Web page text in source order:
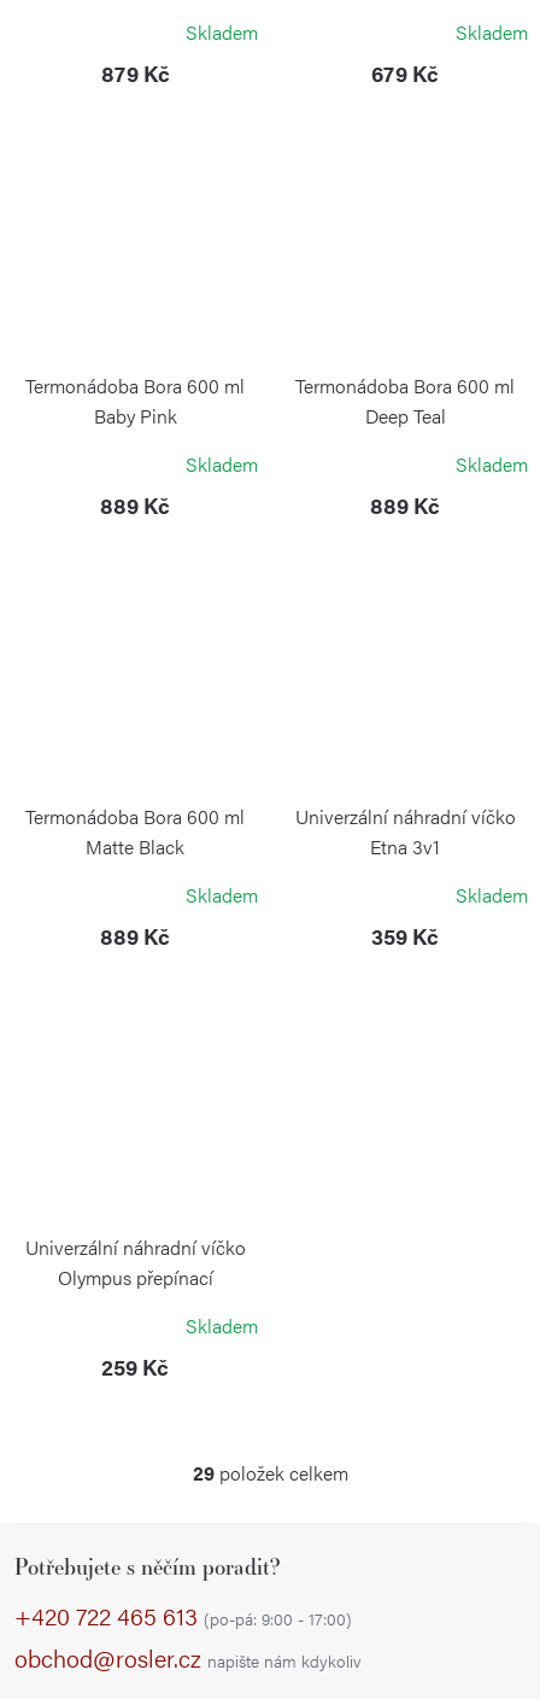
Skladem
879 Kč
Skladem
679 Kč
Termonádoba Bora 600 ml
Baby Pink
Skladem
889 Kč
Termonádoba Bora 600 ml
Deep Teal
Skladem
889 Kč
Termonádoba Bora 600 ml
Matte Black
Skladem
889 Kč
Univerzální náhradní víčko
Etna 3v1
Skladem
359 Kč
Univerzální náhradní víčko
Olympus přepínací
Skladem
259 Kč
O
á
d
c
29položek celkem
Potřebujete s něčím poradit?
+420 722 465 613 (po-pá: 9:00 - 17:00)
obchod@rosler.cz napište nám kdykoliv